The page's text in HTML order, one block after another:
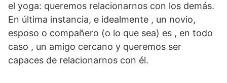
el yoga: queremos relacionarnos con los demás.
En última instancia, e idealmente , un novio,
esposo o compañero (o lo que sea) es , en todo
caso , un amigo cercano y queremos ser
capaces de relacionarnos con él.